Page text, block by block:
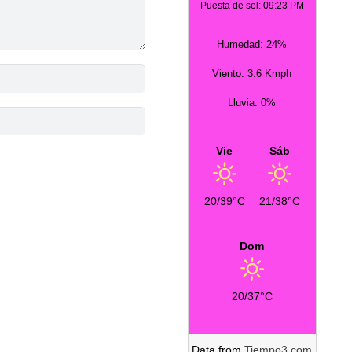
Puesta de sol: 09:23 PM
Humedad: 24%
Viento: 3.6 Kmph
Lluvia: 0%
Vie
20/39°C
Sáb
21/38°C
Dom
20/37°C